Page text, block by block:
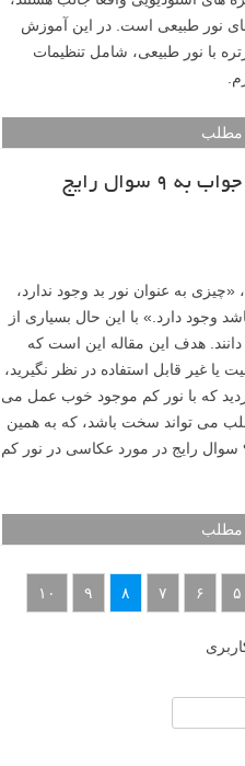
های نور طبیعی است. در این آموزش
با نور طبیعی، شامل تنظیمات
مطلب
سوال رایج
به عنوان نور بد وجود ندارد،
وجود دارد.» با این حال بسیاری از
هدف این مقاله این است که
که با نور کم موجود خوب عمل می
می تواند سخت باشد، که به همین